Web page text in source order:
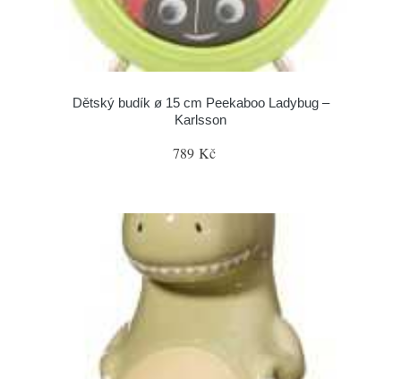
Dětský budík ø 15 cm Peekaboo Ladybug –
Karlsson
789 Kč